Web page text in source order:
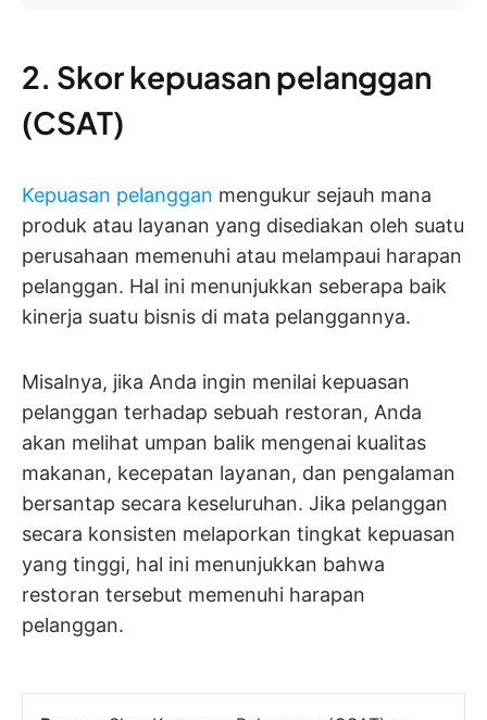
2. Skor kepuasan pelanggan
(CSAT)
Kepuasan pelanggan mengukur sejauh mana
produk atau layanan yang disediakan oleh suatu
perusahaan memenuhi atau melampaui harapan
pelanggan. Hal ini menunjukkan seberapa baik
kinerja suatu bisnis di mata pelanggannya.
Misalnya, jika Anda ingin menilai kepuasan
pelanggan terhadap sebuah restoran, Anda
akan melihat umpan balik mengenai kualitas
makanan, kecepatan layanan, dan pengalaman
bersantap secara keseluruhan. Jika pelanggan
secara konsisten melaporkan tingkat kepuasan
yang tinggi, hal ini menunjukkan bahwa
restoran tersebut memenuhi harapan
pelanggan.